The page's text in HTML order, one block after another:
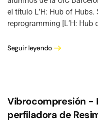
el título L’H: Hub of
reprogramming [L’H: Hub
Seguir leyendo
Vibrocompresión -
perfiladora de